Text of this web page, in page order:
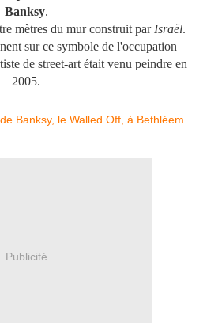
Banksy.
mètres du mur construit par Israël.
sur ce symbole de l'occupation
de street-art était venu peindre en
2005.
Publicité